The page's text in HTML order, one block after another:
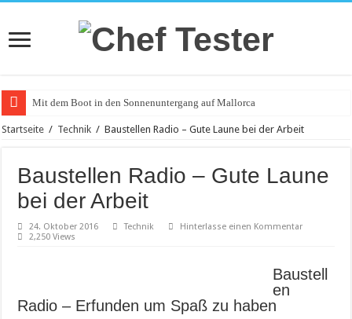
Mit dem Boot in den Sonnenuntergang auf Mallorca
Catering an Silvester
Modischer Schmuck für Damen und Herren
Piercings – Weit verbreitet und beliebt
Klemmbausteine – beliebt bei Groß und Klein
Masken bedrucken lassen
Startseite / Technik / Baustellen Radio – Gute Laune bei der Arbeit
Baustellen Radio – Gute Laune
bei der Arbeit
24. Oktober 2016 Technik
Hinterlasse einen Kommentar
2,250 Views
Baustell
en
Radio – Erfunden um Spaß zu haben